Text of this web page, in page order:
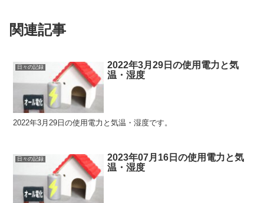
関連記事
日々の記録
2022年3月29日の使用電力と気
温・湿度
2022年3月29日の使用電力と気温・湿度です。
日々の記録
2023年07月16日の使用電力と気
温・湿度